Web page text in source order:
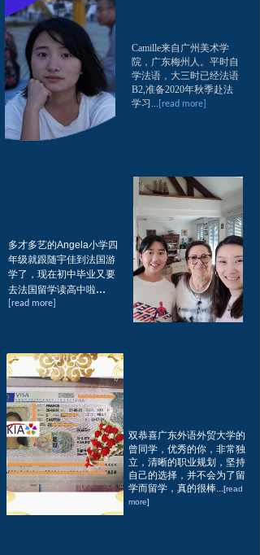
双恭喜广东外语外贸大学的
曾同学，优秀的你，非常独
立，清晰的职业规划，坚持
自己的选择，并不会为了留
学而留学，真的很棒...[read
more]
多才多艺的Angela小学四
年级就跟随宇佳到法国游
学了，现在初中毕业又要
去法国留学读高中啦...
[read more]
Camille来自 广州美术学
院 ， 广东梅州人。平时自
学法语，大三时已经法语
B2,准备2020年秋季赴法
学习... [read more]
广科院中法2+2项目班，
将于
2019年秋季前往克莱
蒙高等商学院学习...[read
more]
Camille来自 广州美术学
来自杭州外国语学校中法班
Caroline来自广科院，东北
吉林人。大学期间参加了
广科院中法2+2项目班，
将于2019年秋季前往克莱
蒙高等商学院学习...[read
more]
学法语，大三时已经法语
B2,准备2020年秋季赴法
学习..